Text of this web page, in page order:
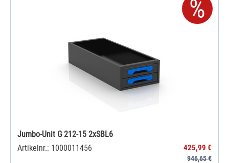
Jumbo-Unit G 212-15 2xSBL6
Artikelnr.: 1000011456
425,99 €
946,65 €